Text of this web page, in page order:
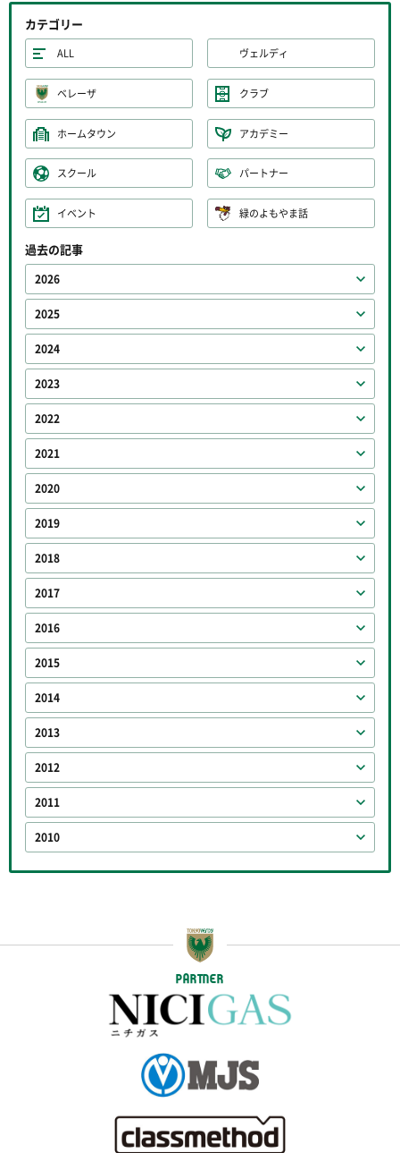
カテゴリー
ALL ヴェルディ
ベレーザ クラブ
ホームタウン アカデミー
スクール パートナー
イベント 緑のよもやま話
過去の記事
2026
2025
2024
2023
2022
2021
2020
2019
2018
2017
2016
2015
2014
2013
2012
2011
2010
PARTNER